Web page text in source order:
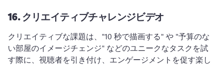
16.クリエイティブチャレンジビデオ
クリエイティブな課題は、"10 秒で描画する" や "予算のな
い部屋のイメージチェンジ" などのユニークなタスクを試
す際に、視聴者を引き付け、エンゲージメントを促す楽し